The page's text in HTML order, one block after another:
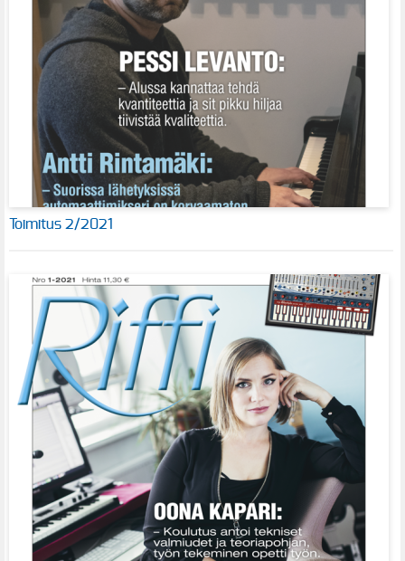
Toimitus 2/2021